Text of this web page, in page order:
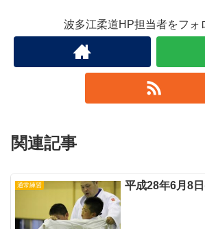
波多江柔道HP担当者をフォ
関連記事
通常練習 平成28年6月8